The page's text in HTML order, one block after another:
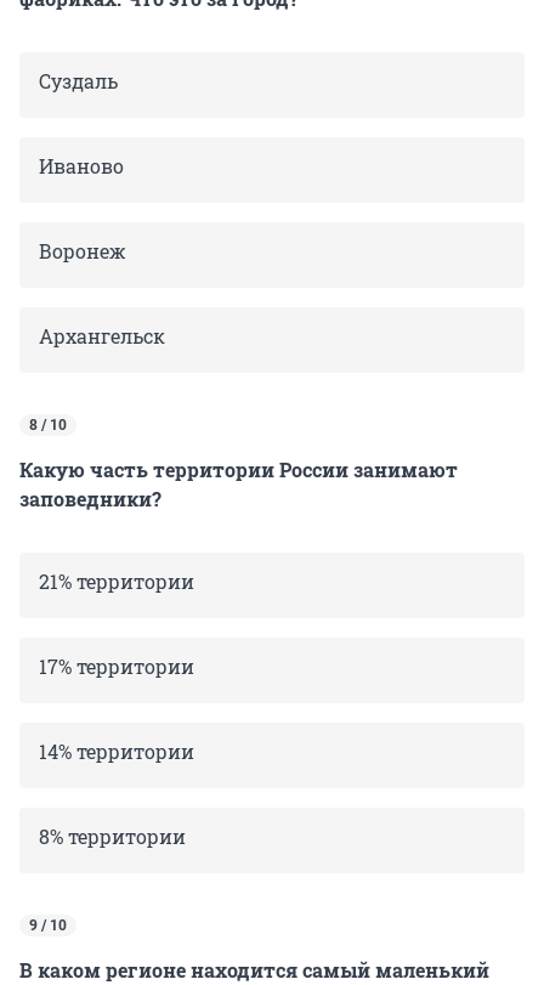
Суздаль
Иваново
Воронеж
Архангельск
8 / 10
Какую часть территории России занимают
заповедники?
21% территории
17% территории
14% территории
8% территории
9 / 10
В каком регионе находится самый маленький